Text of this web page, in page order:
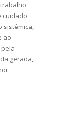
cuidado
sistêmica,
ao
gerada,